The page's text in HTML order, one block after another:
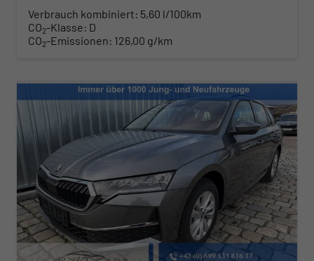
Verbrauch kombiniert: 5,60 l/100km
CO2-Klasse: D
CO2-Emissionen: 126,00 g/km